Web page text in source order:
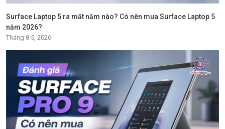
Surface Laptop 5 ra mắt năm nào? Có nên mua Surface Laptop 5
năm 2026?
Tháng 8 5, 2026